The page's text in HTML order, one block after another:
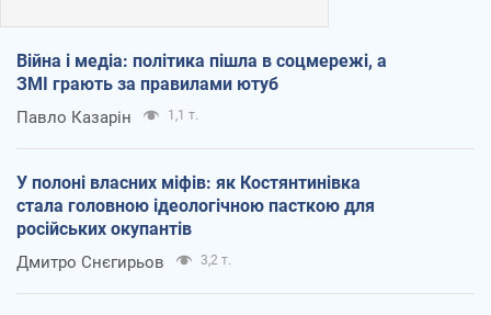
Війна і медіа: політика пішла в соцмережі, а
ЗМІ грають за правилами ютуб
Павло Казарін 1,1 т.
У полоні власних міфів: як Костянтинівка
стала головною ідеологічною пасткою для
російських окупантів
Дмитро Снєгирьов 3,2 т.